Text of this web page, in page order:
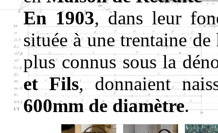
En 1903, dans leur
située à une trentaine
plus connus sous la
et Fils, donnaient
600mm de diamètre.